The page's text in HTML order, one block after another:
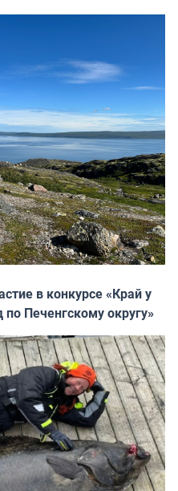
в конкурсе «Край у
Печенгскому округу»